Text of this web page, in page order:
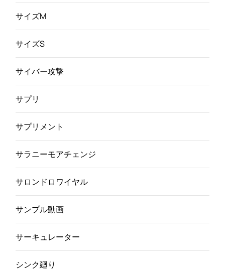
サイズM
サイズS
サイバー攻撃
サプリ
サプリメント
サラニーモアチェンジ
サロンドロワイヤル
サンプル動画
サーキュレーター
シンク廻り